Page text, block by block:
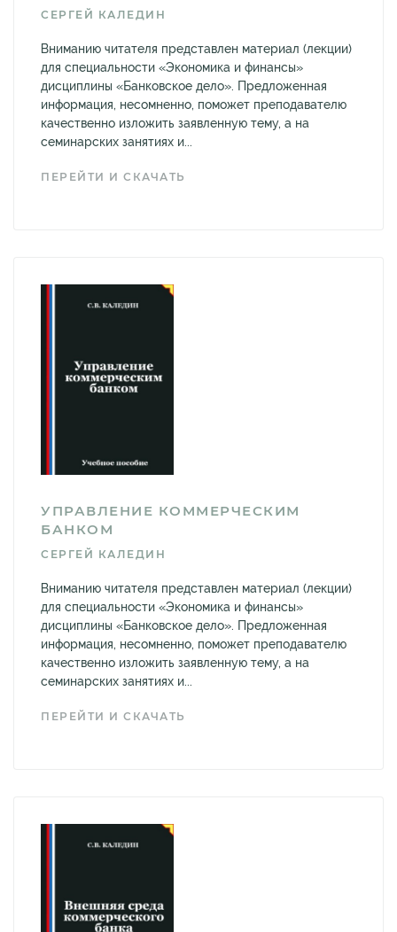
СЕРГЕЙ КАЛЕДИН
Вниманию читателя представлен материал (лекции)
для специальности «Экономика и финансы»
дисциплины «Банковское дело». Предложенная
информация, несомненно, поможет преподавателю
качественно изложить заявленную тему, а на
семинарских занятиях и...
ПЕРЕЙТИ И СКАЧАТЬ
УПРАВЛЕНИЕ КОММЕРЧЕСКИМ
БАНКОМ
СЕРГЕЙ КАЛЕДИН
Вниманию читателя представлен материал (лекции)
для специальности «Экономика и финансы»
дисциплины «Банковское дело». Предложенная
информация, несомненно, поможет преподавателю
качественно изложить заявленную тему, а на
семинарских занятиях и...
ПЕРЕЙТИ И СКАЧАТЬ